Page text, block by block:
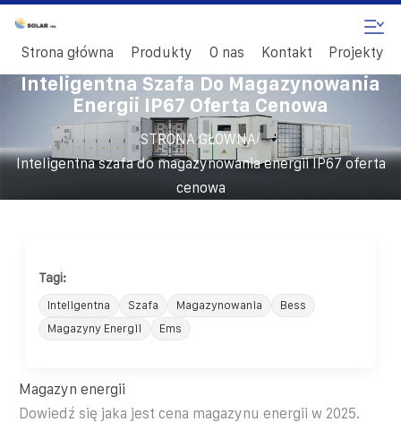
Strona główna Produkty O nas Kontakt Projekty
Inteligentna Szafa Do Magazynowania
Energii IP67 Oferta Cenowa
STRONA GŁÓWNA/
Inteligentna szafa do magazynowania energii IP67 oferta
cenowa
Tagi:
Inteligentna Szafa Magazynowania
Bess
Magazyny Energii
Ems
Magazyn energii
Dowiedź się jaka jest cena magazynu energii w 2025.